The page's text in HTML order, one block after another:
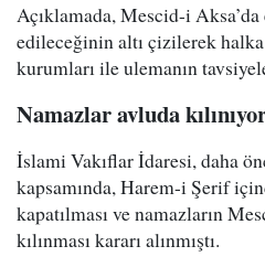
Açıklamada, Mescid-i
edileceğinin altı çizilerek
kurumları ile ulemanın
Namazlar avluda
İslami Vakıflar İdaresi, daha
kapsamında, Harem-i Şerif
kapatılması ve namazların
kılınması kararı alınmıştı.